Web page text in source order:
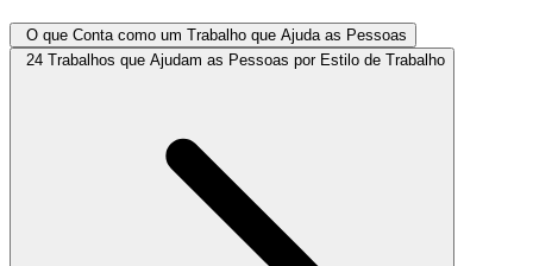
O que Conta como um Trabalho que Ajuda as Pessoas
24 Trabalhos que Ajudam as Pessoas por Estilo de Trabalho